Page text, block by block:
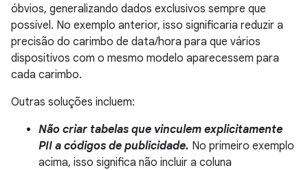
óbvios, generalizando dados exclusivos sempre que
possível. No exemplo anterior, isso significaria reduzir a
precisão do carimbo de data/hora para que vários
dispositivos com o mesmo modelo aparecessem para
cada carimbo.
Outras soluções incluem:
Não criar tabelas que vinculem explicitamente
PII a códigos de publicidade. No primeiro exemplo
acima, isso significa não incluir a coluna